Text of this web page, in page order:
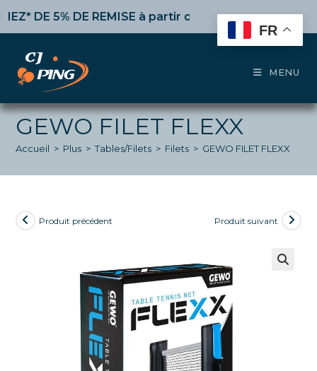
5% DE REMISEà partir de 50€ d’achat,10%dès
MENU
GEWO FILET FLEXX
Accueil > Plus > Tables/Filets > Filets > GEWO FILET FLEXX
Produit précédent Produit suivant
FR